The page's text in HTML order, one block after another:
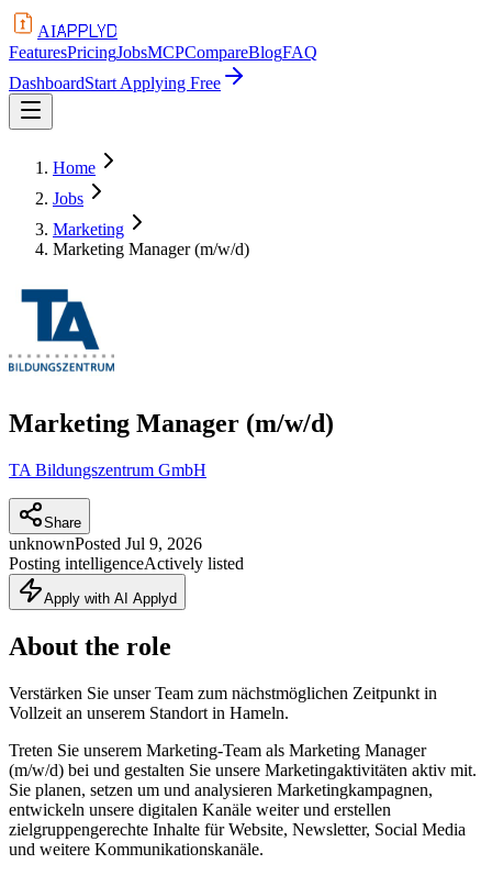
AIAPPLYD
FeaturesPricingJobsMCPCompareBlogFAQ
DashboardStart Applying Free
Home
Jobs
Marketing
Marketing Manager (m/w/d)
Marketing Manager (m/w/d)
TA Bildungszentrum GmbH
Share
unknownPosted Jul 9, 2026
Posting intelligenceActively listed
Apply with AI Applyd
About the role
Verstärken Sie unser Team zum nächstmöglichen Zeitpunkt in
Vollzeit an unserem Standort in Hameln.
Treten Sie unserem Marketing-Team als Marketing Manager
(m/w/d) bei und gestalten Sie unsere Marketingaktivitäten aktiv mit.
Sie planen, setzen um und analysieren Marketingkampagnen,
entwickeln unsere digitalen Kanäle weiter und erstellen
zielgruppengerechte Inhalte für Website, Newsletter, Social Media
und weitere Kommunikationskanäle.